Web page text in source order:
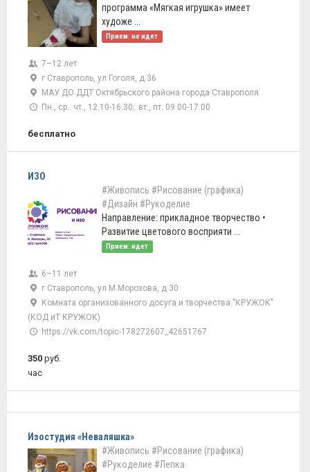
программа «Мягкая игрушка» имеет
художе ...
Прием: не идет
7–12 лет
г Ставрополь, ул Гоголя, д 36
МАУ ДО ДДТ Октябрьского района города Ставрополя
Пн., ср.. чт., 12.10-16.30; .вт., пт. 09.00-17.00
бесплатно
ИЗО
#Живопись #Рисование (графика)
#Дизайн #Рукоделие
Направление: прикладное творчество •
Развитие цветового восприяти ...
Прием: идет
6–11 лет
г Ставрополь, ул М.Морозова, д 30
Комната организованного досуга и творчества "КРУЖОК"
(КОД иТ КРУЖОК)
https://vk.com/topic-178272607_42651767
350 руб.
час
Изостудия «Неваляшка»
#Живопись #Рисование (графика)
#Рукоделие #Лепка